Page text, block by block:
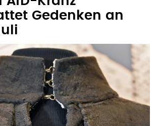
AfD-Kranz
Gedenken an